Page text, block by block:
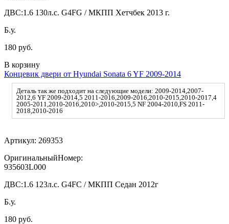
ДВС:1.6 130л.с. G4FG / МКПП Хетчбек 2013 г.
Б.у.
180 руб.
В корзину
Концевик двери от Hyundai Sonata 6 YF 2009-2014
Деталь так же подходит на следующие модели: 2009-2014,2007-
2012,6 YF 2009-2014,5 2011-2016,2009-2016,2010-2015,2010-2017,4
2005-2011,2010-2016,2010>,2010-2015,5 NF 2004-2010,FS 2011-
2018,2010-2016
Артикул: 269353
ОригинальныйНомер:
935603L000
ДВС:1.6 123л.с. G4FC / МКПП Седан 2012г
Б.у.
180 руб.